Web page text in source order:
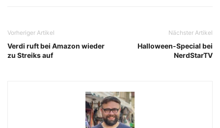
Vorheriger Artikel
Verdi ruft bei Amazon wieder
zu Streiks auf
Nächster Artikel
Halloween-Special bei
NerdStarTV